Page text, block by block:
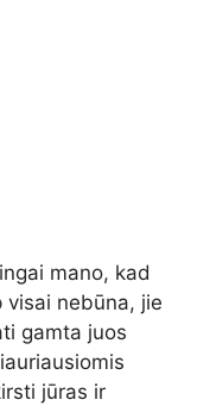
mano, kad
visai nebūna, jie
gamta juos
jūras ir